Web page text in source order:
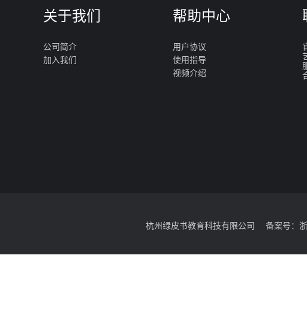
十五、学院邮政编码及地址
绵阳校区：621000，四川省绵阳市涪城区
梓潼校区：622150，四川省绵阳市梓潼县
十六、联系方式
招生咨询电话：0816-6357995、
十九、新媒体咨询